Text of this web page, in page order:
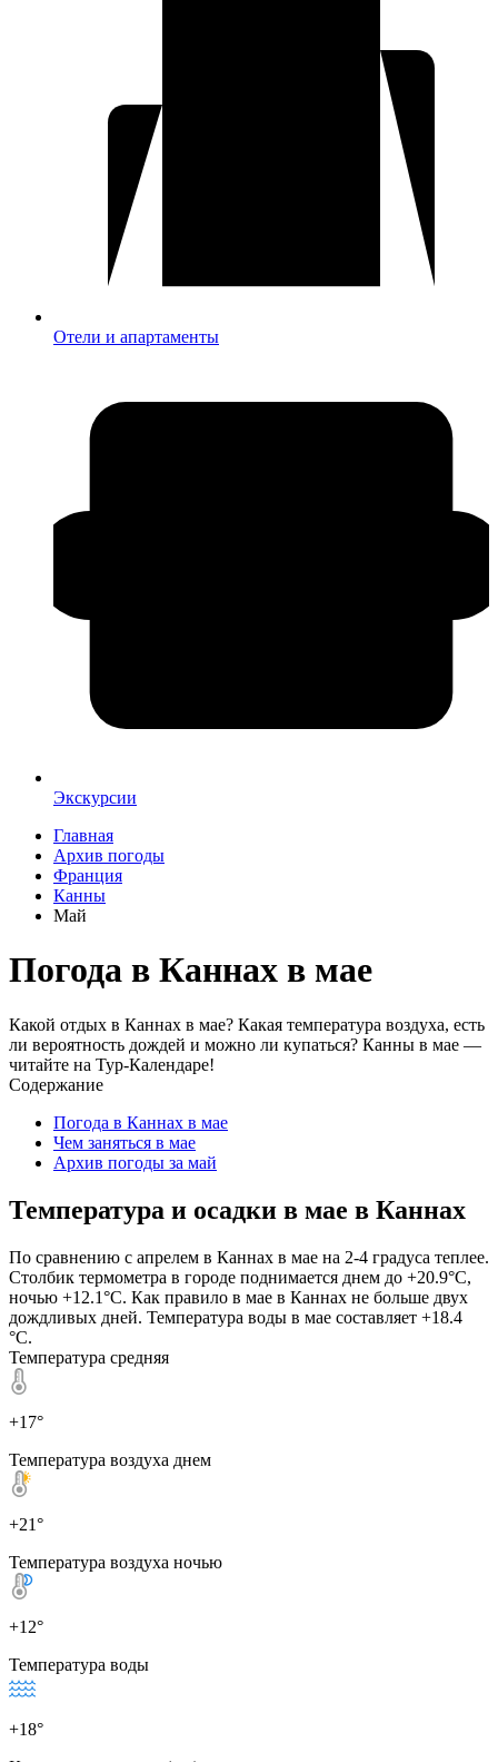
Отели и апартаменты
Экскурсии
Главная
Архив погоды
Франция
Канны
Май
Погода в Каннах в мае
Какой отдых в Каннах в мае? Какая температура воздуха, есть
ли вероятность дождей и можно ли купаться? Канны в мае —
читайте на Тур-Календаре!
Содержание
Погода в Каннах в мае
Чем заняться в мае
Архив погоды за май
Температура и осадки в мае в Каннах
По сравнению с апрелем в Каннах в мае на 2-4 градуса теплее.
Столбик термометра в городе поднимается днем до +20.9°C,
ночью +12.1°C. Как правило в мае в Каннах не больше двух
дождливых дней. Температура воды в мае составляет +18.4
°C.
Температура средняя
+17°
Температура воздуха днем
+21°
Температура воздуха ночью
+12°
Температура воды
+18°